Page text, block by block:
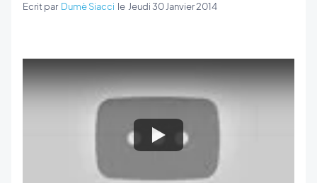
Ecrit par Dumè Siacci le Jeudi 30 Janvier 2014